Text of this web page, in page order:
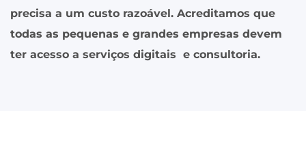
precisa a um custo razoável. Acreditamos que
todas as pequenas e grandes empresas devem
ter acesso a serviços digitais e consultoria.